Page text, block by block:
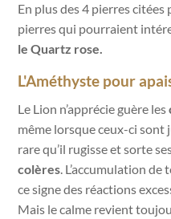
En plus des 4 pierres
pierres qui pourraient
le Quartz rose.
L'Améthyste pour
Le Lion n’apprécie guère les
même lorsque ceux-ci sont
rare qu’il rugisse et sorte
colères. L’accumulation
ce signe des réactions
Mais le calme revient